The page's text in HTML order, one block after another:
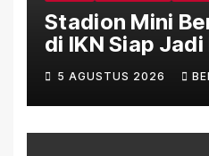
Stadion Mini
di IKN Siap
Pembinaan
Nasional
5 AGUSTUS 2026